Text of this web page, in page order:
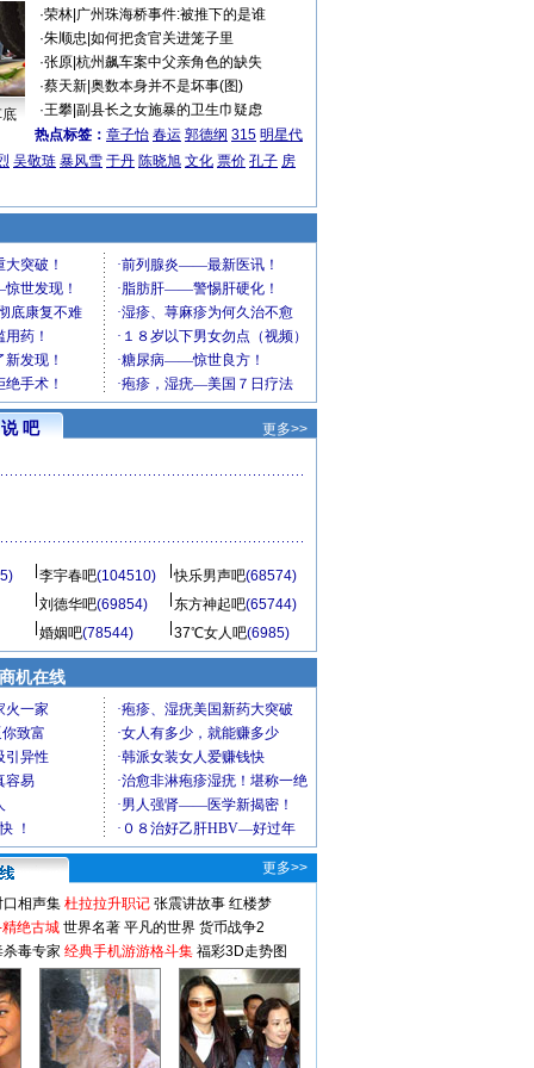
·荣林| 广州珠海桥事件:被推下的是谁
·朱顺忠 如何把贪官关进笼子里
·张原| 杭州飙车案中父亲角色的缺失
·蔡天新| 奥数本身并不是坏事(图)
·王攀| 副县长之女施暴的卫生巾疑虑
热点标签： 章子怡 春运 郭德纲 315 明星代
吴敬琏 暴风雪 于丹 陈晓旭 文化 票价 孔子 房
说 吧 更多>>
李宇春吧(104510) 快乐男声吧(68574)
刘德华吧(69854) 东方神起吧(65744)
婚姻吧(78544) 37℃女人吧(6985)
商机在线
更多>>
口相声集 杜拉拉升职记 张震讲故事 红楼梦
绝古城 世界名著 平凡的世界 货币战争2
毒专家 经典手机游游格斗集 福彩3D走势图